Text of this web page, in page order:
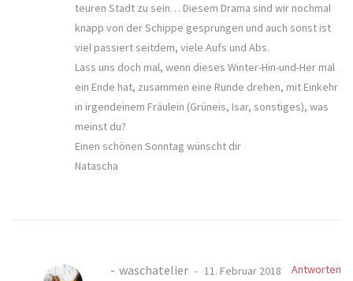
teuren Stadt zu sein… Diesem Drama sind wir nochmal
knapp von der Schippe gesprungen und auch sonst ist
viel passiert seitdem, viele Aufs und Abs.
Lass uns doch mal, wenn dieses Winter-Hin-und-Her mal
ein Ende hat, zusammen eine Runde drehen, mit Einkehr
in irgendeinem Fräulein (Grüneis, Isar, sonstiges), was
meinst du?
Einen schönen Sonntag wünscht dir
Natascha
waschatelier 11. Februar 2018
Antworten